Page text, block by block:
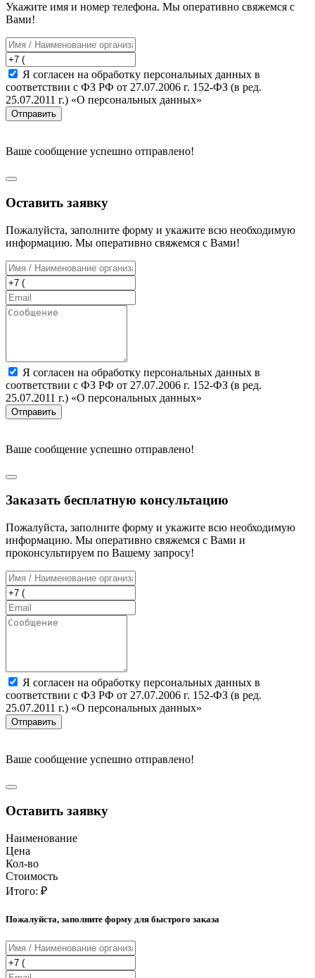
Укажите имя и номер телефона. Мы оперативно свяжемся с
Вами!
Я согласен на обработку персональных данных в
соответствии с ФЗ РФ от 27.07.2006 г. 152-ФЗ (в ред.
25.07.2011 г.) «О персональных данных»
Отправить
Ваше сообщение успешно отправлено!
Оставить заявку
Пожалуйста, заполните форму и укажите всю необходимую
информацию. Мы оперативно свяжемся с Вами!
Я согласен на обработку персональных данных в
соответствии с ФЗ РФ от 27.07.2006 г. 152-ФЗ (в ред.
25.07.2011 г.) «О персональных данных»
Отправить
Ваше сообщение успешно отправлено!
Заказать бесплатную консультацию
Пожалуйста, заполните форму и укажите всю необходимую
информацию. Мы оперативно свяжемся с Вами и
проконсультируем по Вашему запросу!
Я согласен на обработку персональных данных в
соответствии с ФЗ РФ от 27.07.2006 г. 152-ФЗ (в ред.
25.07.2011 г.) «О персональных данных»
Отправить
Ваше сообщение успешно отправлено!
Оставить заявку
Наименование
Цена
Кол-во
Стоимость
Итого: ₽
Пожалуйста, заполните форму для быстрого заказа